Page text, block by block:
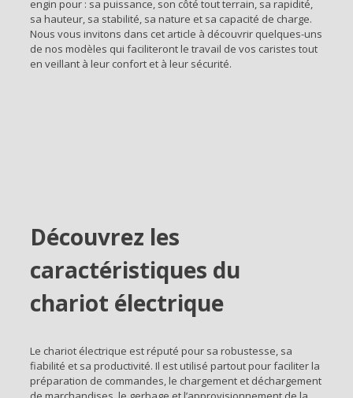
engin pour : sa puissance, son côté tout terrain, sa rapidité,
sa hauteur, sa stabilité, sa nature et sa capacité de charge.
Nous vous invitons dans cet article à découvrir quelques-uns
de nos modèles qui faciliteront le travail de vos caristes tout
en veillant à leur confort et à leur sécurité.
Découvrez les
caractéristiques du
chariot électrique
Le chariot électrique est réputé pour sa robustesse, sa
fiabilité et sa productivité. Il est utilisé partout pour faciliter la
préparation de commandes, le chargement et déchargement